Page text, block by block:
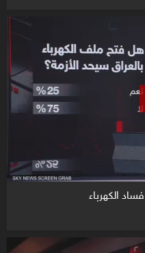
الكهرباء